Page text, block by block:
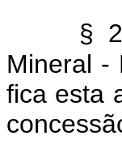
§
Mineral -
fica esta